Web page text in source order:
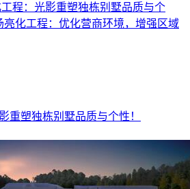
程：光影重塑独栋别墅品质与个
亮化工程：优化营商环境，增强区域
重塑独栋别墅品质与个性！